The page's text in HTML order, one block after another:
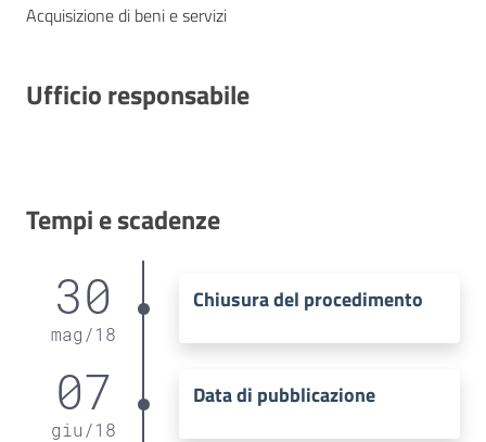
Acquisizione di beni e servizi
Ufficio responsabile
Tempi e scadenze
30
mag /18
Chiusura del procedimento
07
giu /18
Data di pubblicazione